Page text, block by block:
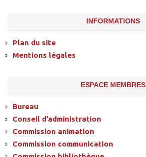
INFORMATIONS
Plan du site
Mentions légales
ESPACE MEMBRES
Bureau
Conseil d’administration
Commission animation
Commission communication